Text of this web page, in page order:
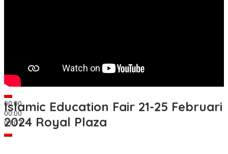
00:00
00:00
01:07
Islamic Education Fair 21-25 Februari
2024 Royal Plaza